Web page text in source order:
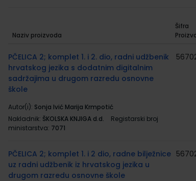
proizvodi
Naziv proizvoda
Šifra
PČELICA 2; komplet 1. i 2. dio, radni udžbenik
hrvatskog jezika s dodatnim digitalnim
sadržajima u drugom razredu osnovne
škole
Autor(i): Sonja Ivić Marija Krmpotić
Nakladnik: ŠKOLSKA KNJIGA d.d.
Registarski broj
ministarstva: 7071
PČELICA 2; komplet 1. i 2 dio, radne bilježnice
uz radni udžbenik iz hrvatskog jezika u
drugom razredu osnovne škole